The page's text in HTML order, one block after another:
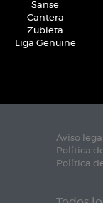
Sanse
Cantera
Zubieta
Liga Genuine
Aviso
Política
Política